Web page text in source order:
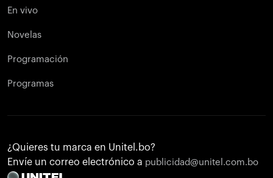
En vivo
Novelas
Programación
Programas
¿Quieres tu marca en Unitel.bo?
Envíe un correo electrónico a publicidad@unitel.com.bo